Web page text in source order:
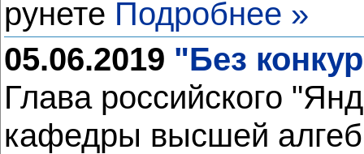
рунете Подробнее »
05.06.2019 "Без
Глава российского
кафедры высшей